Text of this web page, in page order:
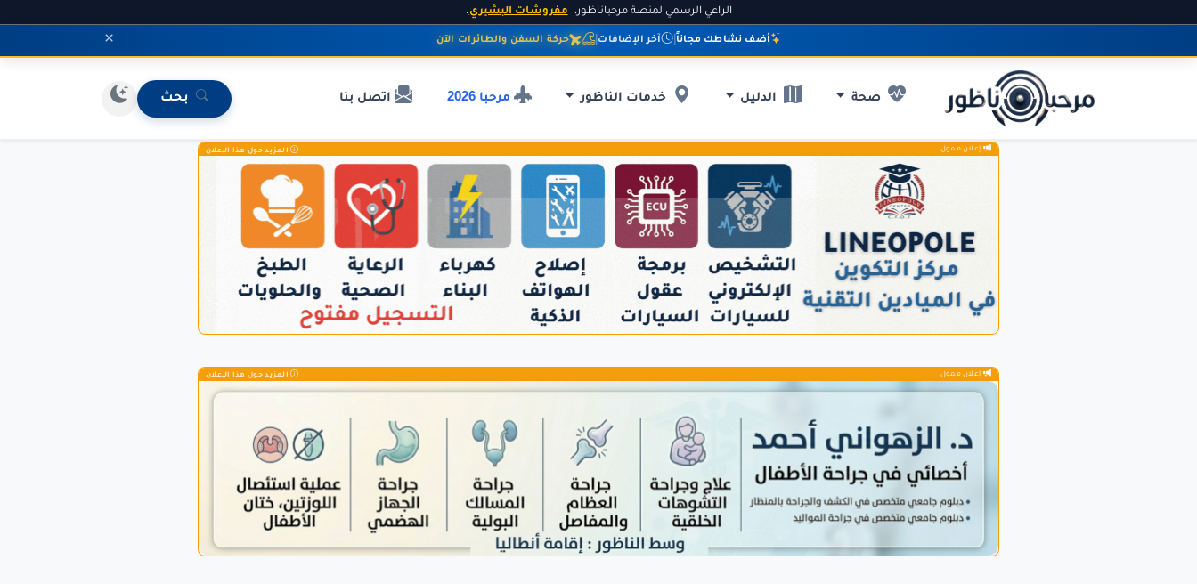
الراعي الرسمي لمنصة مرحباناظور، مفروشات البشيري.
أضف نشاطك مجاناً | آخر الإضافات | حركة السفن والطائرات الآن ×
صحة الدليل خدمات الناظور مرحبا 2026 اتصل بنا بحث
إعلان ممول المزيد حول هذا الإعلان
إعلان ممول المزيد حول هذا الإعلان